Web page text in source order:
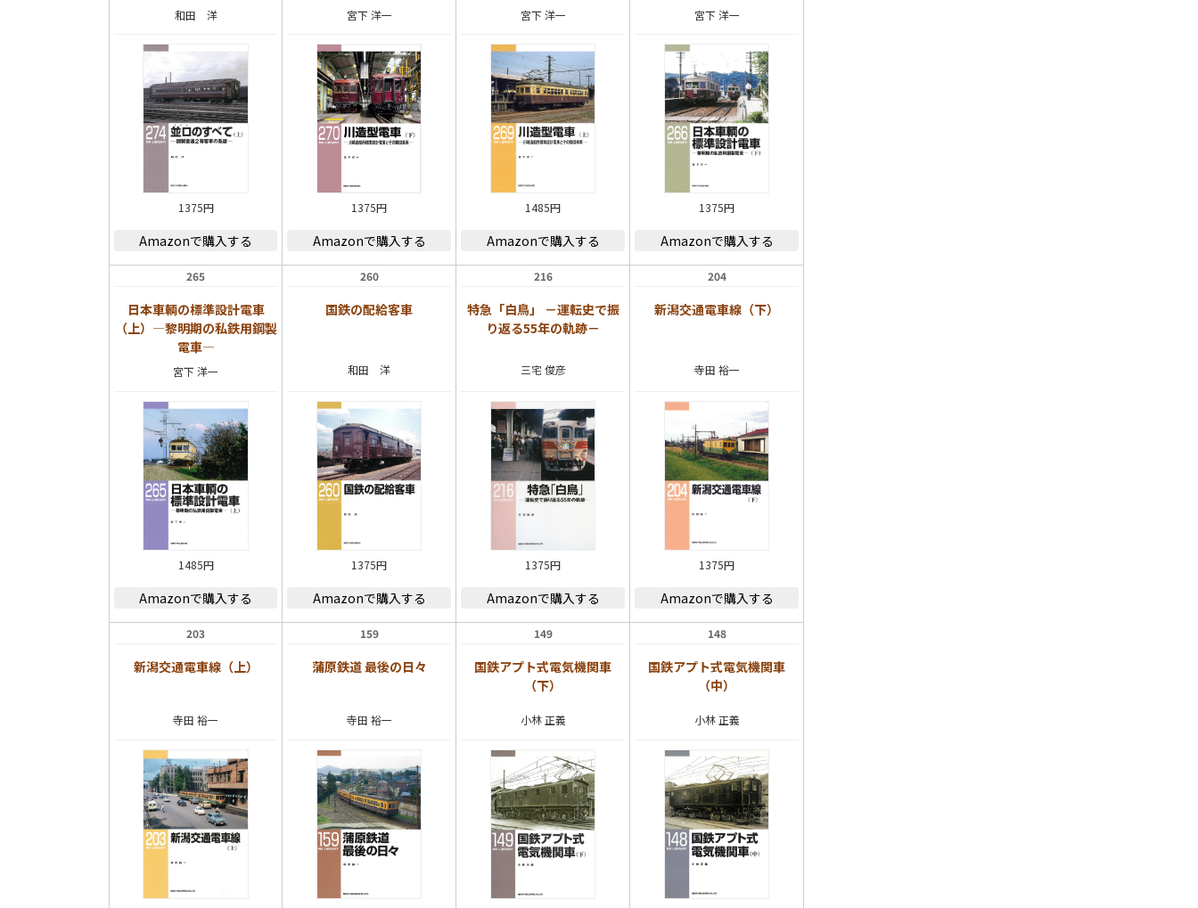
和田 洋
1375円
Amazonで購入する
宮下 洋一
1375円
Amazonで購入する
宮下 洋一
1485円
Amazonで購入する
宮下 洋一
1375円
Amazonで購入する
265
日本車輌の標準設計電車
（上）―黎明期の私鉄用鋼製
電車―
宮下 洋一
1485円
Amazonで購入する
260
国鉄の配給客車
和田 洋
1375円
Amazonで購入する
216
特急「白鳥」 －運転史で振
り返る55年の軌跡－
三宅 俊彦
1375円
Amazonで購入する
204
新潟交通電車線（下）
寺田 裕一
1375円
Amazonで購入する
203
新潟交通電車線（上）
寺田 裕一
159
蒲原鉄道 最後の日々
寺田 裕一
149
国鉄アプト式電気機関車
（下）
小林 正義
148
国鉄アプト式電気機関車
（中）
小林 正義